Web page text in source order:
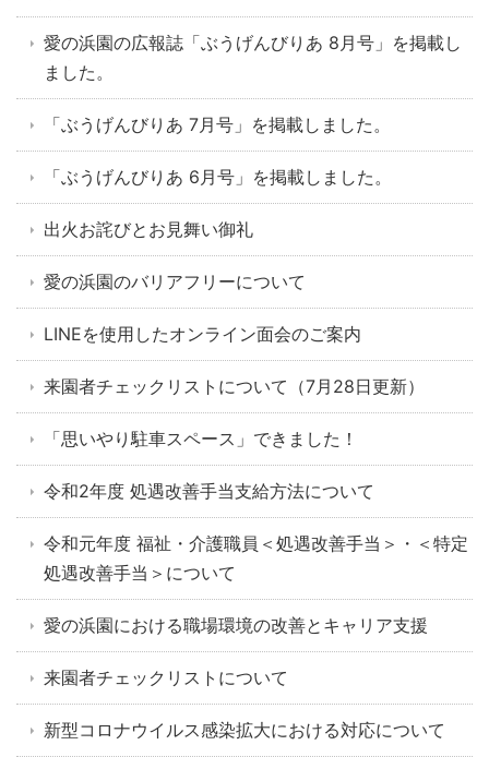
愛の浜園の広報誌「ぶうげんびりあ 8月号」を掲載し
ました。
「ぶうげんびりあ 7月号」を掲載しました。
「ぶうげんびりあ 6月号」を掲載しました。
出火お詫びとお見舞い御礼
愛の浜園のバリアフリーについて
LINEを使用したオンライン面会のご案内
来園者チェックリストについて（7月28日更新）
「思いやり駐車スペース」できました！
令和2年度 処遇改善手当支給方法について
令和元年度 福祉・介護職員＜処遇改善手当＞・＜特定
処遇改善手当＞について
愛の浜園における職場環境の改善とキャリア支援
来園者チェックリストについて
新型コロナウイルス感染拡大における対応について